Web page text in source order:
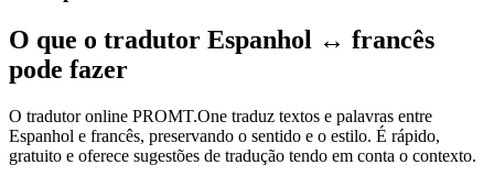
O que o tradutor Espanhol ↔ francês
pode fazer
O tradutor online PROMT.One traduz textos e palavras entre
Espanhol e francês, preservando o sentido e o estilo. É rápido,
gratuito e oferece sugestões de tradução tendo em conta o contexto.